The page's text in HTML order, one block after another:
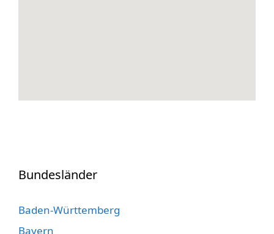
Bundesländer
Baden-Württemberg
Bayern